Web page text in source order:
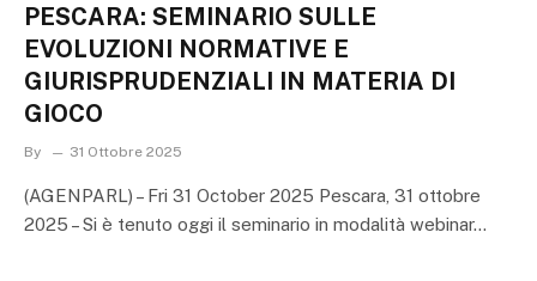
PESCARA: SEMINARIO SULLE
EVOLUZIONI NORMATIVE E
GIURISPRUDENZIALI IN MATERIA DI
GIOCO
By 31 Ottobre 2025
(AGENPARL) – Fri 31 October 2025 Pescara, 31 ottobre
2025 – Si è tenuto oggi il seminario in modalità webinar…